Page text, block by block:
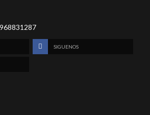
SIGUENOS